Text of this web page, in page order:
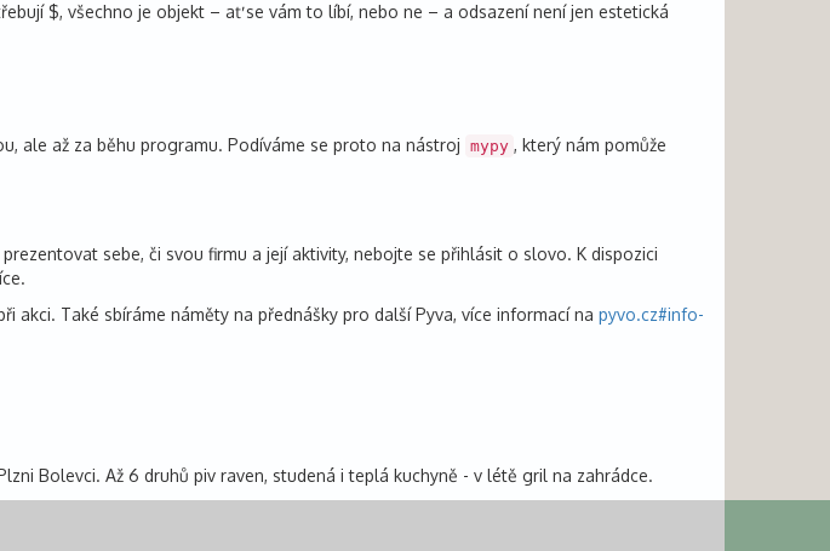
$, všechno je objekt – ať se vám to líbí, nebo ne – a odsazení není jen estetická
ale až za běhu programu. Podíváme se proto na nástroj mypy , který nám pomůže
sebe, či svou firmu a její aktivity, nebojte se přihlásit o slovo. K dispozici
Také sbíráme náměty na přednášky pro další Pyva, více informací na pyvo.cz#info-
Bolevci. Až 6 druhů piv raven, studená i teplá kuchyně - v létě gril na zahrádce.